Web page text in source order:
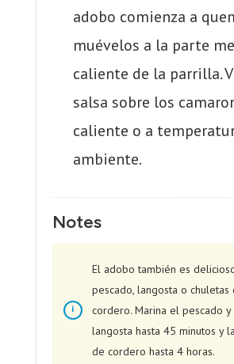
adobo comienza a
muévelos a la parte
caliente de la parrilla.
salsa sobre los
caliente o a
ambiente.
Notes
El adobo también es
pescado, langosta o chuletas
cordero. Marina el pescado y
langosta hasta 45 minutos y
de cordero hasta 4 horas.